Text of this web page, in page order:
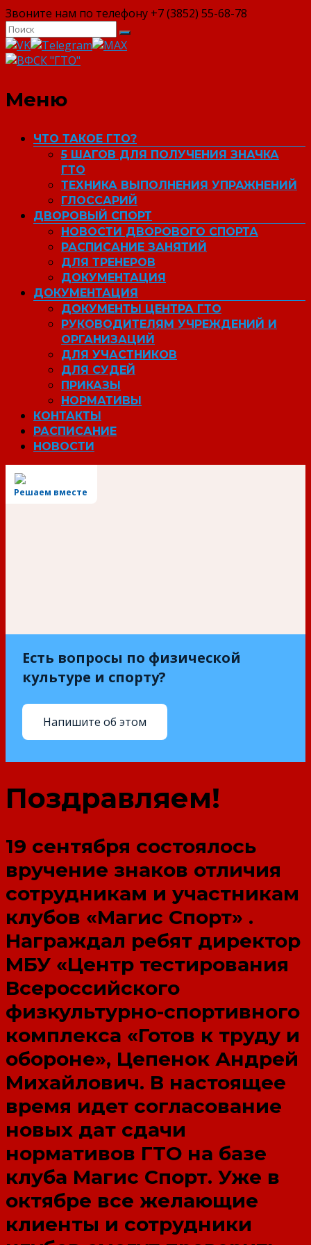
Звоните нам по телефону +7 (3852) 55-68-78
ВФСК "ГТО"
Меню
ЧТО ТАКОЕ ГТО?
5 ШАГОВ ДЛЯ ПОЛУЧЕНИЯ ЗНАЧКА
ГТО
ТЕХНИКА ВЫПОЛНЕНИЯ УПРАЖНЕНИЙ
ГЛОССАРИЙ
ДВОРОВЫЙ СПОРТ
НОВОСТИ ДВОРОВОГО СПОРТА
РАСПИСАНИЕ ЗАНЯТИЙ
ДЛЯ ТРЕНЕРОВ
ДОКУМЕНТАЦИЯ
ДОКУМЕНТАЦИЯ
ДОКУМЕНТЫ ЦЕНТРА ГТО
РУКОВОДИТЕЛЯМ УЧРЕЖДЕНИЙ И
ОРГАНИЗАЦИЙ
ДЛЯ УЧАСТНИКОВ
ДЛЯ СУДЕЙ
ПРИКАЗЫ
НОРМАТИВЫ
КОНТАКТЫ
РАСПИСАНИЕ
НОВОСТИ
Решаем вместе
Есть вопросы по физической
культуре и спорту?
Напишите об этом
Поздравляем!
19 сентября состоялось
вручение знаков отличия
сотрудникам и участникам
клубов «Магис Спорт» .
Награждал ребят директор
МБУ «Центр тестирования
Всероссийского
физкультурно-спортивного
комплекса «Готов к труду и
обороне», Цепенок Андрей
Михайлович. В настоящее
время идет согласование
новых дат сдачи
нормативов ГТО на базе
клуба Магис Спорт. Уже в
октябре все желающие
клиенты и сотрудники